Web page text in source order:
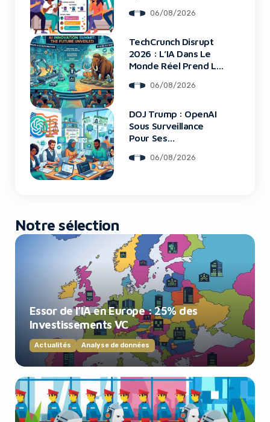
06/08/2026
TechCrunch Disrupt
2026 : L’IA Dans Le
Monde Réel Prend La
06/08/2026
DOJ Trump : OpenAI
Sous Surveillance
Pour Ses
06/08/2026
Notre sélection
Essor de l’IA en Europe : 25% des
Investissements VC
Actualités Analyse de données